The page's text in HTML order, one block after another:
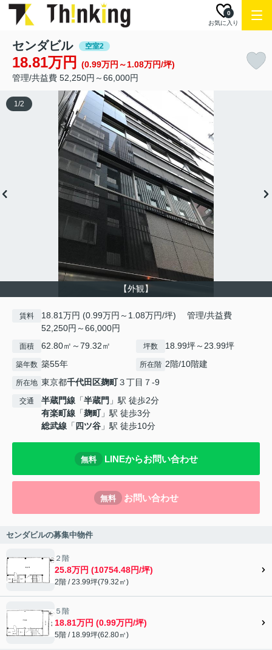
お気に入り
0
センダビル 空室2
18.81万円
(0.99万円～1.08万円/坪)
管理/共益費 52,250円～66,000円
【外観】
1/2
賃料
18.81万円 (0.99万円～1.08万円/坪) 管理/共益費
52,250円～66,000円
面積 62.80㎡～79.32㎡ 坪数 18.99坪～23.99坪
築年数 築55年 所在階 2階/10階建
所在地 東京都千代田区麹町３丁目７-9
交通 半蔵門線 「半蔵門 」駅 徒歩2分
有楽町線 「麹町」駅 徒歩3分
総武線 「 四ツ谷 」駅 徒歩10分
無料 LINEからお問い合わせ
無料 お問い合わせ
センダビルの募集中物件
２階
25.8万円 (10754.48円/坪)
2階 / 23.99坪(79.32㎡)
５階
18.81万円 (0.99万円/坪)
5階 / 18.99坪(62.80㎡)